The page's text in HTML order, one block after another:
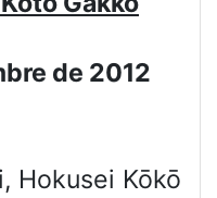
de 2012
Hokusei Kōkō